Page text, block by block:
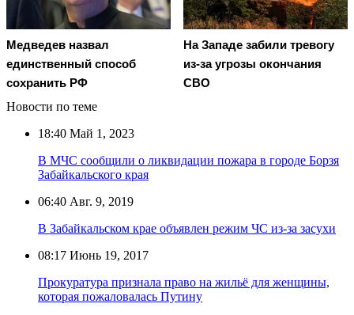
Медведев назвал
единственный способ
сохранить РФ
На Западе забили тревогу
из-за угрозы окончания
СВО
Новости по теме
18:40 Май 1, 2023
В МЧС сообщили о ликвидации пожара в городе Борзя
Забайкальского края
06:40 Авг. 9, 2019
В Забайкальском крае объявлен режим ЧС из-за засухи
08:17 Июнь 19, 2017
Прокуратура признала право на жильё для женщины,
которая пожаловалась Путину